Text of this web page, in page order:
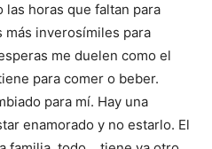
las horas que faltan para
más invero­símiles para
me duelen como el
para comer o beber.
para mí. Hay una
enamorado y no estar­lo. El